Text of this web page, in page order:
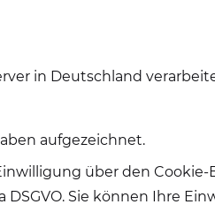
in Deutschland
aufgezeichnet.
über den Cookie-
Sie können Ihre